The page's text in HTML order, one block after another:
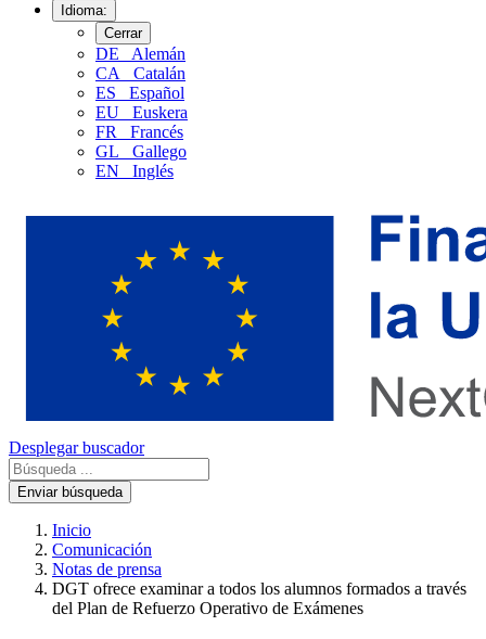
Idioma:
Cerrar
DE
Alemán
CA
Catalán
ES
Español
EU
Euskera
FR
Francés
GL
Gallego
EN
Inglés
Desplegar buscador
Enviar búsqueda
Inicio
Comunicación
Notas de prensa
DGT ofrece examinar a todos los alumnos formados a través
del Plan de Refuerzo Operativo de Exámenes